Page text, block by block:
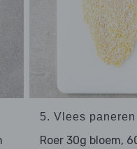
5. Vlees paneren
Roer 30g bloem,